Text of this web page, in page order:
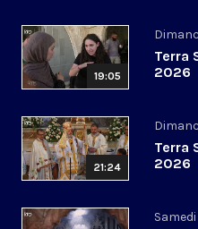
19:05
Terra
2026
21:24
Terra
2026